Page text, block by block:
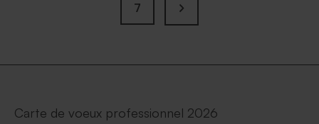
7
Carte de voeux professionnel 2026